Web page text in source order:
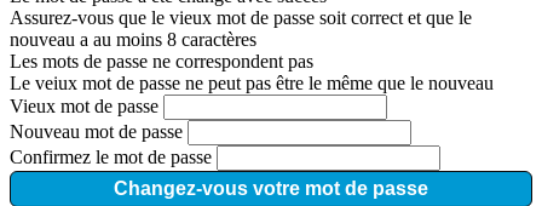
Assurez-vous que le vieux mot de passe soit correct et que le
nouveau a au moins 8 caractères
Les mots de passe ne correspondent pas
Le veiux mot de passe ne peut pas être le même que le nouveau
Vieux mot de passe
Nouveau mot de passe
Confirmez le mot de passe
Changez-vous votre mot de passe